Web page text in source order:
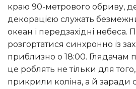
краю 90-метрового обриву,
декорацією служать
океан і передзахідні
розгортатися синхронно із
приблизно о 18:00. Глядачам
це роблять не тільки для
прикрили коліна, а й заради